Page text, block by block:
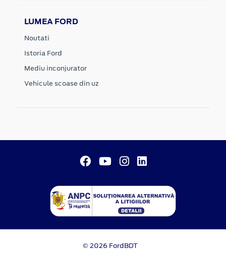
LUMEA FORD
Noutati
Istoria Ford
Mediu inconjurator
Vehicule scoase din uz
© 2026 FordBDT